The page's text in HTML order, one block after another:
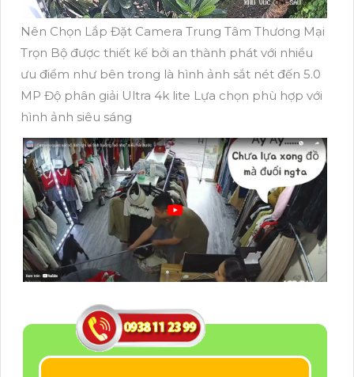
Nên Chọn Lắp Đặt Camera Trung Tâm Thương Mại
Trọn Bộ được thiết kế bởi an thành phát với nhiều
ưu điểm như bên trong là hình ảnh sắt nét đến 5.0
MP Độ phân giải Ultra 4k lite Lựa chọn phù hợp với
hình ảnh siêu sáng